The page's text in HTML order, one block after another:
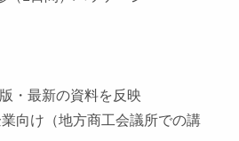
・最新の資料を反映
向け（地方商工会議所での講